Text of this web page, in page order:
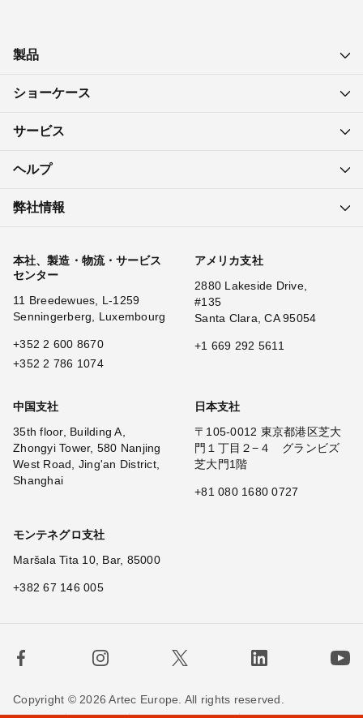
製品
ショーケース
サービス
ヘルプ
弊社情報
本社、製造・物流・サービス
センター
11 Breedewues, L-1259
Senningerberg, Luxembourg
+352 2 600 8670
+352 2 786 1074
アメリカ支社
2880 Lakeside Drive,
#135
Santa Clara, CA 95054
+1 669 292 5611
中国支社
35th floor, Building A,
Zhongyi Tower, 580 Nanjing
West Road, Jing'an District,
Shanghai
日本支社
〒105-0012 東京都港区芝大
門１丁目２−４ グランビズ
芝大門1階
+81 080 1680 0727
モンテネグロ支社
Maršala Tita 10, Bar, 85000
+382 67 146 005
Copyright © 2026 Artec Europe. All rights reserved.